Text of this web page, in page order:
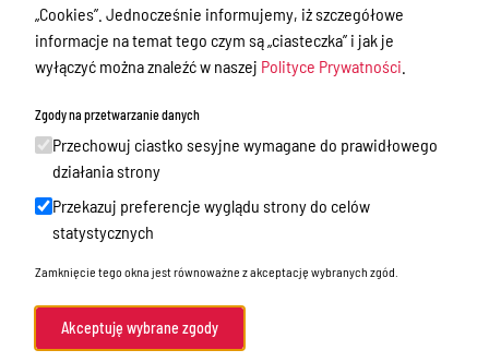
Zbycie, użytkowanie wieczyste, najem,
dzierżawa, użyczenie
Sprawy załatwiane internetowo
Oświadczenia majątkowe
e-Puap/ e-Doręczenia
Akty prawne
„Cookies”. Jednocześnie informujemy, iż szczegółowe
informacje na temat tego czym są „ciasteczka” i jak je
wyłączyć można znaleźć w naszej Polityce Prywatności
Zgody na przetwarzanie danych
Przechowuj ciastko sesyjne wymagane do prawidłowego
działania strony
Przekazuj preferencje wyglądu strony do celów
statystycznych
Zamknięcie tego okna jest równoważne z akceptację wybranych zgód.
Akceptuję wybrane zgody